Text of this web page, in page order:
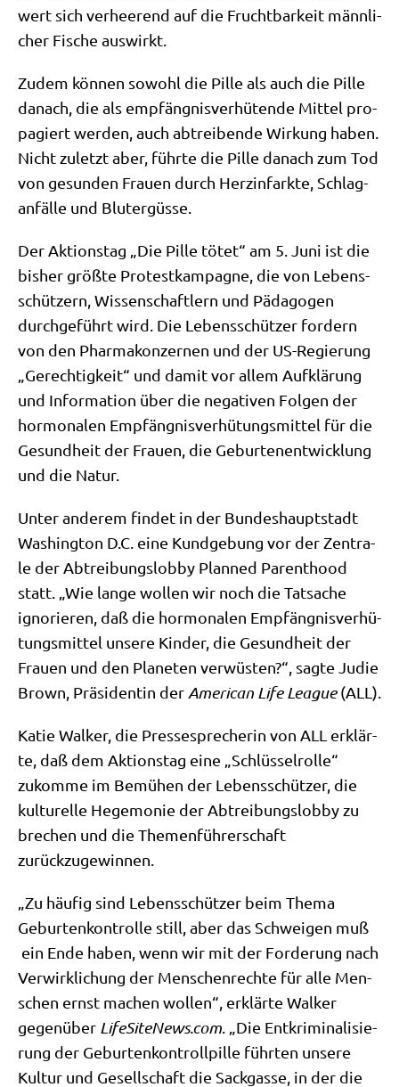
wert sich ver­hee­rend auf die Frucht­bar­keit männ­li­
cher Fische auswirkt.
Zudem kön­nen sowohl die Pil­le als auch die Pil­le
danach, die als emp­fäng­nis­ver­hü­ten­de Mit­tel pro­
pa­giert wer­den, auch abtrei­ben­de Wir­kung haben.
Nicht zuletzt aber, führ­te die Pil­le danach zum Tod
von gesun­den Frau­en durch Herz­in­fark­te, Schlag­
an­fäl­le und Blutergüsse.
Der Akti­ons­tag „Die Pil­le tötet“ am 5. Juni ist die
bis­her größ­te Pro­test­kam­pa­gne, die von Lebens­
schüt­zern, Wis­sen­schaft­lern und Päd­ago­gen
durch­ge­führt wird. Die Lebens­schüt­zer for­dern
von den Phar­ma­kon­zer­nen und der US-Regie­rung
„Gerech­tig­keit“ und damit vor allem Auf­klä­rung
und Infor­ma­ti­on über die nega­ti­ven Fol­gen der
hor­mo­n­a­len Emp­fäng­nis­ver­hü­tungs­mit­tel für die
Gesund­heit der Frau­en, die Gebur­ten­ent­wick­lung
und die Natur.
Unter ande­rem fin­det in der Bun­des­haupt­stadt
Washing­ton D.C. eine Kund­ge­bung vor der Zen­tra­
le der Abtrei­bungs­lob­by Plan­ned Paren­thood
statt. „Wie lan­ge wol­len wir noch die Tat­sa­che
igno­rie­ren, daß die hor­mo­n­a­len Emp­fäng­nis­ver­hü­
tungs­mit­tel unse­re Kin­der, die Gesund­heit der
Frau­en und den Pla­ne­ten ver­wü­sten?“, sag­te Judie
Brown, Prä­si­den­tin der Ame­ri­can Life League(ALL).
Katie Wal­ker, die Pres­se­spre­che­rin von ALL erklär­
te, daß dem Akti­ons­tag eine „Schlüs­sel­rol­le“
zukom­me im Bemü­hen der Lebens­schüt­zer, die
kul­tu­rel­le Hege­mo­nie der Abtrei­bungs­lob­by zu
bre­chen und die The­men­füh­rer­schaft
zurückzugewinnen.
„Zu häu­fig sind Lebens­schüt­zer beim The­ma
Gebur­ten­kon­trol­le still, aber das Schwei­gen muß
ein Ende haben, wenn wir mit der For­de­rung nach
Ver­wirk­li­chung der Men­schen­rech­te für alle Men­
schen ernst machen wol­len“, erklär­te Wal­ker
gegen­über Life​Si​teNews​.com . „Die Ent­kri­mi­na­li­sie­
rung der Gebur­ten­kon­troll­pil­le führ­ten unse­re
Kul­tur und Gesell­schaft die Sack­gas­se, in der die